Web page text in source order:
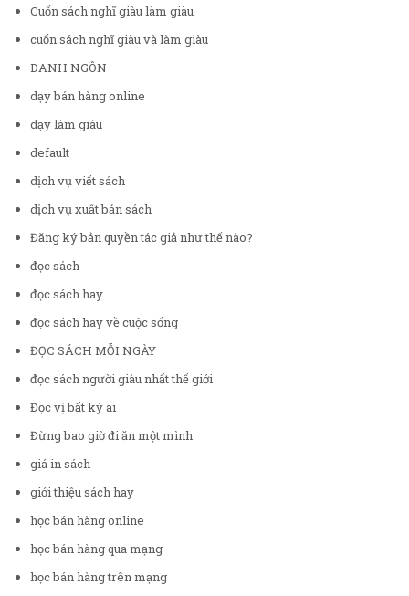
Cuốn sách nghĩ giàu làm giàu
cuốn sách nghĩ giàu và làm giàu
DANH NGÔN
dạy bán hàng online
dạy làm giàu
default
dịch vụ viết sách
dịch vụ xuất bản sách
Đăng ký bản quyền tác giả như thế nào?
đọc sách
đọc sách hay
đọc sách hay về cuộc sống
ĐỌC SÁCH MỖI NGÀY
đọc sách người giàu nhất thế giới
Đọc vị bất kỳ ai
Đừng bao giờ đi ăn một mình
giá in sách
giới thiệu sách hay
học bán hàng online
học bán hàng qua mạng
học bán hàng trên mạng